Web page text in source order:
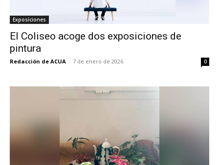
Exposiciones
El Coliseo acoge dos exposiciones de
pintura
Redacción de ACUA - 7 de enero de 2026 0